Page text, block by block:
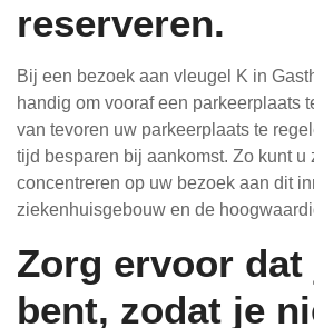
reserveren.
Bij een bezoek aan vleugel K in
handig om vooraf een parkeerplaats
van tevoren uw parkeerplaats te
tijd besparen bij aankomst. Zo kunt u
concentreren op uw bezoek aan dit
ziekenhuisgebouw en de
Zorg ervoor
bent, zodat je